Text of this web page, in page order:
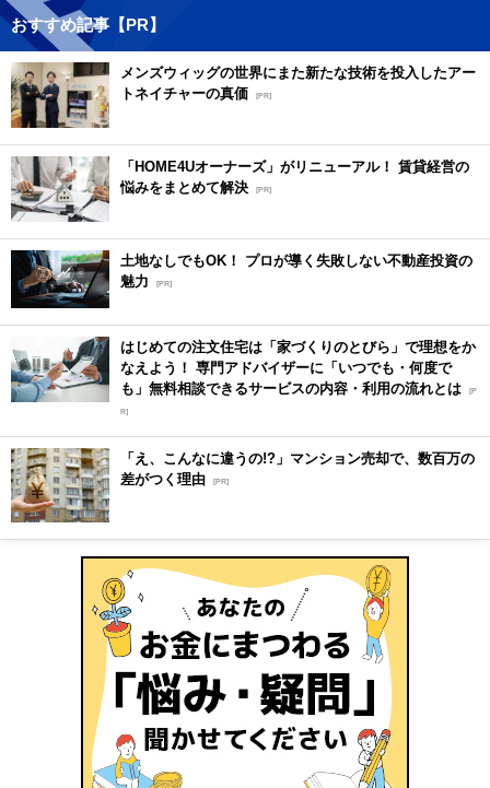
おすすめ記事【PR】
メンズウィッグの世界にまた新たな技術を投入したアー
トネイチャーの真価 [PR]
「HOME4Uオーナーズ」がリニューアル！ 賃貸経営の
悩みをまとめて解決 [PR]
土地なしでもOK！ プロが導く失敗しない不動産投資の
魅力
[PR]
はじめての注文住宅は「家づくりのとびら」で理想をか
なえよう！ 専門アドバイザーに「いつでも・何度で
も」無料相談できるサービスの内容・利用の流れとは [P
R]
「え、こんなに違うの!?」マンション売却で、数百万の
差がつく理由 [PR]